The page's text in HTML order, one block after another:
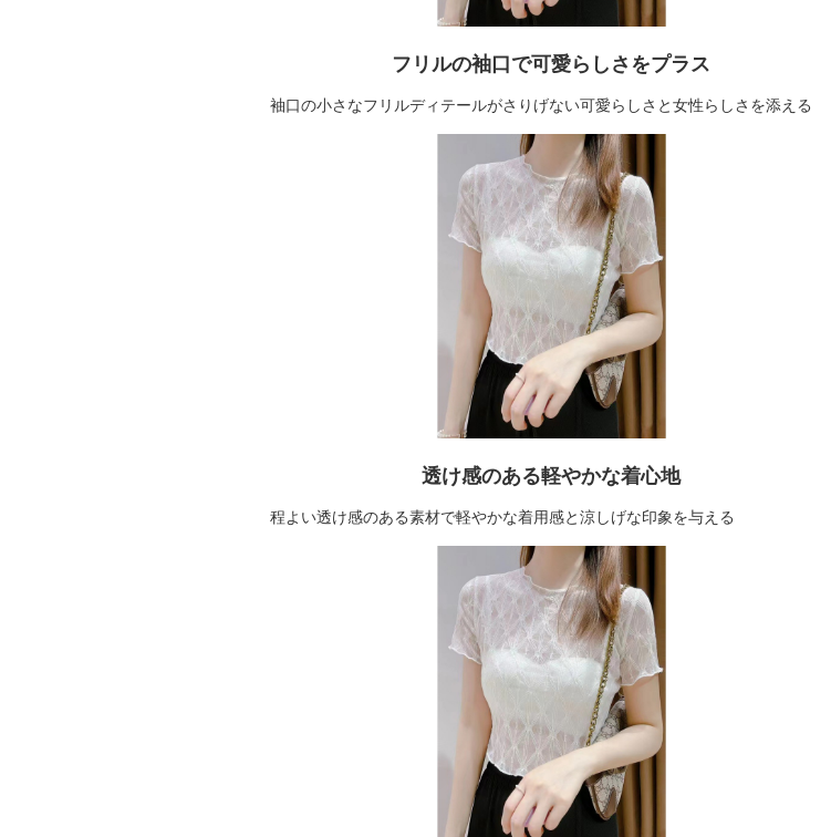
フリルの袖口で可愛らしさをプラス
袖口の小さなフリルディテールがさりげない可愛らしさと女性らしさを添える
透け感のある軽やかな着心地
程よい透け感のある素材で軽やかな着用感と涼しげな印象を与える